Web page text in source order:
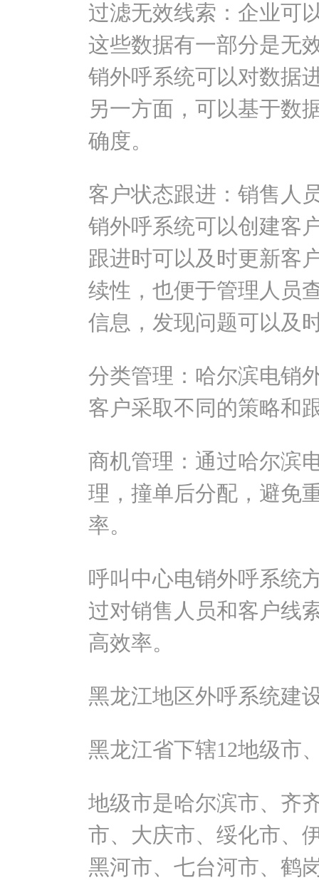
过滤无效线索：企业可
这些数据有一部分是无
销外呼系统可以对数据
另一方面，可以基于数
确度。
客户状态跟进：销售人
销外呼系统可以创建客
跟进时可以及时更新客
续性，也便于管理人员
信息，发现问题可以及
分类管理：哈尔滨电销
客户采取不同的策略和
商机管理：通过哈尔滨
理，撞单后分配，避免
率。
呼叫中心电销外呼系统
过对销售人员和客户线
高效率。
黑龙江地区外呼系统建
黑龙江省下辖12地级市
地级市是哈尔滨市、齐
市、大庆市、绥化市、
黑河市、七台河市、鹤